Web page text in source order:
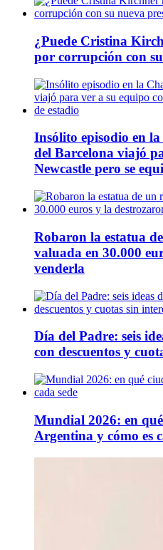
¿Puede Cristina
por corrupción con
Insólito episodio en
del Barcelona viajó
Newcastle pero se
Robaron la estatua
valuada en 30.000
venderla
Día del Padre: seis
con descuentos y
Mundial 2026: en
Argentina y cómo es